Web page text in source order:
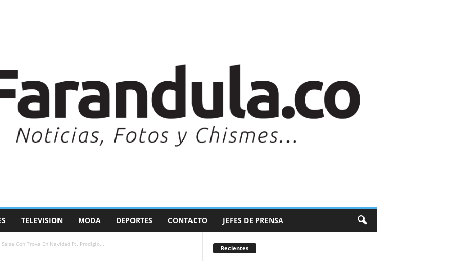
TELEVISION MODA DEPORTES CONTACTO JEFES DE PRENSA
Con Trova En Navidad Ft. Prodigio...
Recientes